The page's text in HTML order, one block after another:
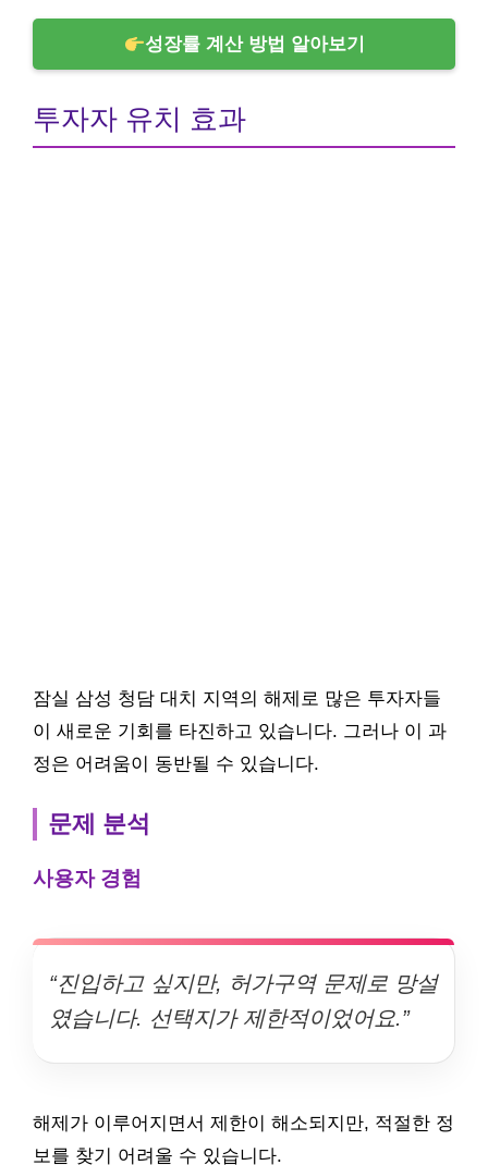
성장률 계산 방법 알아보기
투자자 유치 효과
잠실 삼성 청담 대치 지역의 해제로 많은 투자자들
이 새로운 기회를 타진하고 있습니다. 그러나 이 과
정은 어려움이 동반될 수 있습니다.
문제 분석
사용자 경험
“진입하고 싶지만, 허가구역 문제로 망설
였습니다. 선택지가 제한적이었어요.”
해제가 이루어지면서 제한이 해소되지만, 적절한 정
보를 찾기 어려울 수 있습니다.